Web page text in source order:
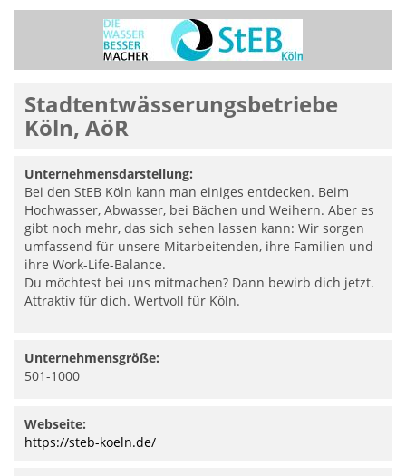
Stadtentwässerungsbetriebe
Köln, AöR
Unternehmensdarstellung:
Bei den StEB Köln kann man einiges entdecken. Beim
Hochwasser, Abwasser, bei Bächen und Weihern. Aber es
gibt noch mehr, das sich sehen lassen kann: Wir sorgen
umfassend für unsere Mitarbeitenden, ihre Familien und
ihre Work-Life-Balance.
Du möchtest bei uns mitmachen? Dann bewirb dich jetzt.
Attraktiv für dich. Wertvoll für Köln.
Unternehmensgröße:
501-1000
Webseite:
https://steb-koeln.de/